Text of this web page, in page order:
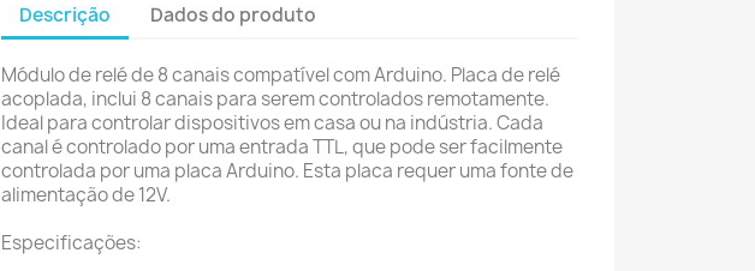
Descrição Dados do produto
Módulo de relé de 8 canais compatível com Arduino. Placa de relé
acoplada, inclui 8 canais para serem controlados remotamente.
Ideal para controlar dispositivos em casa ou na indústria. Cada
canal é controlado por uma entrada TTL, que pode ser facilmente
controlada por uma placa Arduino. Esta placa requer uma fonte de
alimentação de 12V.
Especificações: